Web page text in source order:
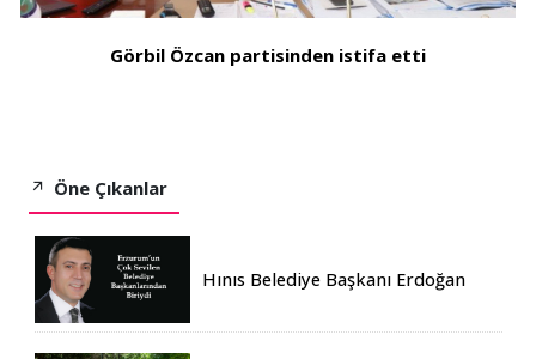
Görbil Özcan partisinden istifa etti
Öne Çıkanlar
Hınıs Belediye Başkanı Erdoğan